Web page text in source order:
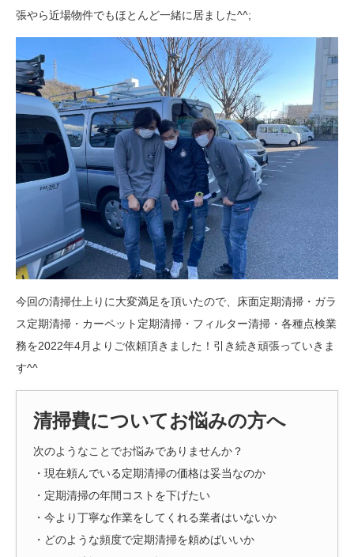
張やら近場物件でもほとんど一緒に居ました^^;
今回の清掃仕上りに大変満足を頂いたので、床面定期清掃・ガラ
ス定期清掃・カーペット定期清掃・フィルター清掃・各種点検業
務を2022年4月よりご依頼頂きました！引き続き頑張っていきま
す^^
清掃費についてお悩みの方へ
次のようなことでお悩みでありませんか？
・現在頼んでいる定期清掃の価格は妥当なのか
・定期清掃の年間コストを下げたい
・今より丁寧な作業をしてくれる業者はいないか
・どのような頻度で定期清掃を頼めばいいか